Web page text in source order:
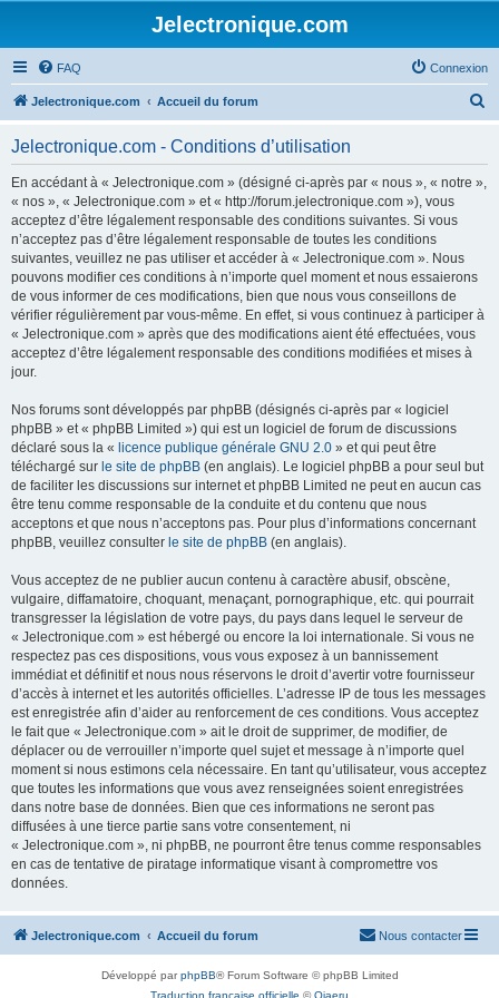
Jelectronique.com
FAQ Connexion
Jelectronique.com Accueil du forum
Jelectronique.com - Conditions d’utilisation
En accédant à « Jelectronique.com » (désigné ci-après par « nous », « notre »,
« nos », « Jelectronique.com » et « http://forum.jelectronique.com »), vous
acceptez d’être légalement responsable des conditions suivantes. Si vous
n’acceptez pas d’être légalement responsable de toutes les conditions
suivantes, veuillez ne pas utiliser et accéder à « Jelectronique.com ». Nous
pouvons modifier ces conditions à n’importe quel moment et nous essaierons
de vous informer de ces modifications, bien que nous vous conseillons de
vérifier régulièrement par vous-même. En effet, si vous continuez à participer à
« Jelectronique.com » après que des modifications aient été effectuées, vous
acceptez d’être légalement responsable des conditions modifiées et mises à
jour.
Nos forums sont développés par phpBB (désignés ci-après par « logiciel
phpBB » et « phpBB Limited ») qui est un logiciel de forum de discussions
déclaré sous la « licence publique générale GNU 2.0 » et qui peut être
téléchargé sur le site de phpBB (en anglais). Le logiciel phpBB a pour seul but
de faciliter les discussions sur internet et phpBB Limited ne peut en aucun cas
être tenu comme responsable de la conduite et du contenu que nous
acceptons et que nous n’acceptons pas. Pour plus d’informations concernant
phpBB, veuillez consulter le site de phpBB (en anglais).
Vous acceptez de ne publier aucun contenu à caractère abusif, obscène,
vulgaire, diffamatoire, choquant, menaçant, pornographique, etc. qui pourrait
transgresser la législation de votre pays, du pays dans lequel le serveur de
« Jelectronique.com » est hébergé ou encore la loi internationale. Si vous ne
respectez pas ces dispositions, vous vous exposez à un bannissement
immédiat et définitif et nous nous réservons le droit d’avertir votre fournisseur
d’accès à internet et les autorités officielles. L’adresse IP de tous les messages
est enregistrée afin d’aider au renforcement de ces conditions. Vous acceptez
le fait que « Jelectronique.com » ait le droit de supprimer, de modifier, de
déplacer ou de verrouiller n’importe quel sujet et message à n’importe quel
moment si nous estimons cela nécessaire. En tant qu’utilisateur, vous acceptez
que toutes les informations que vous avez renseignées soient enregistrées
dans notre base de données. Bien que ces informations ne seront pas
diffusées à une tierce partie sans votre consentement, ni
« Jelectronique.com », ni phpBB, ne pourront être tenus comme responsables
en cas de tentative de piratage informatique visant à compromettre vos
données.
Jelectronique.com Accueil du forum Nous contacter
Développé parphpBB® Forum Software © phpBB Limited
Traduction française officielle ©Qiaeru